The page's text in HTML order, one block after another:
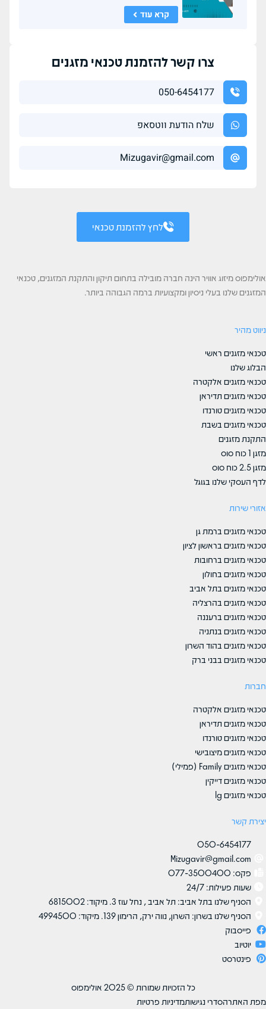
קרא עוד
צרו קשר להזמנת טכנאי מזגנים
050-6454177
שלח הודעת ווטסאפ
Mizugavir@gmail.com
לחץ להזמנת טכנאי
אולימפוס מיזוג אוויר הינה חברה מובילה בתחום תיקון והתקנת המזגנים, טכנאי
המזגנים שלנו בעלי ניסיון ומקצועיות ברמה הגבוהה ביותר.
ניווט מהיר
טכנאי מזגנים ראשי
הבלוג שלנו
טכנאי מזגנים אלקטרה
טכנאי מזגנים תדיראן
טכנאי מזגנים טורנדו
טכנאי מזגנים בשבת
התקנת מזגנים
מזגן 1 כוח סוס
מזגן 2.5 כוח סוס
לדף העסקי שלנו בגוגל
אזורי שירות
טכנאי מזגנים ברמת גן
טכנאי מזגנים בראשון לציון
טכנאי מזגנים ברחובות
טכנאי מזגנים בחולון
טכנאי מזגנים בתל אביב
טכנאי מזגנים בהרצליה
טכנאי מזגנים ברעננה
טכנאי מזגנים בנתניה
טכנאי מזגנים בהוד השרון
טכנאי מזגנים בבני ברק
חברות
טכנאי מזגנים אלקטרה
טכנאי מזגנים תדיראן
טכנאי מזגנים טורנדו
טכנאי מזגנים מיצובישי
טכנאי מזגנים Family (פמילי)
טכנאי מזגנים דייקין
טכנאי מזגנים lg
יצירת קשר​
050-6454177
Mizugavir@gmail.com
פקס: 077-3500400
שעות פעילות: 24/7
הסניף שלנו בתל אביב: תל אביב , נחל עוז 3. מיקוד: 6815002
הסניף שלנו בשרון: השרון, נווה ירק, הרימון 139. מיקוד: 4994500
פייסבוק
יוטיוב
פינטרסט
כל הזכויות שמורות © 2025 אולימפוס
מפת האתרהסדרי נגישותמדיניות פרטיות